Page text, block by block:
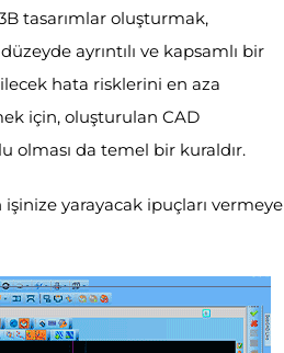
tasarımlar oluşturmak,
ayrıntılı ve kapsamlı bir
hata risklerini en aza
için, oluşturulan CAD
olması da temel bir kuraldır.
yarayacak ipuçları vermeye